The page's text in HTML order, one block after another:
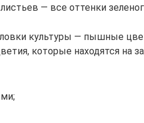
— все оттенки
культуры — пышные
которые находятся на